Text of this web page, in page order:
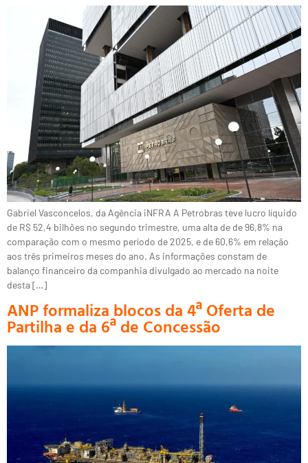
Gabriel Vasconcelos, da Agência iNFRA A Petrobras teve lucro líquido
de R$ 52,4 bilhões no segundo trimestre, uma alta de de 96,8% na
comparação com o mesmo período de 2025, e de 60,6% em relação
aos três primeiros meses do ano. As informações constam de
balanço financeiro da companhia divulgado ao mercado na noite
desta […]
ANP formaliza blocos da 4ª Oferta de
Partilha e da 6ª de Concessão